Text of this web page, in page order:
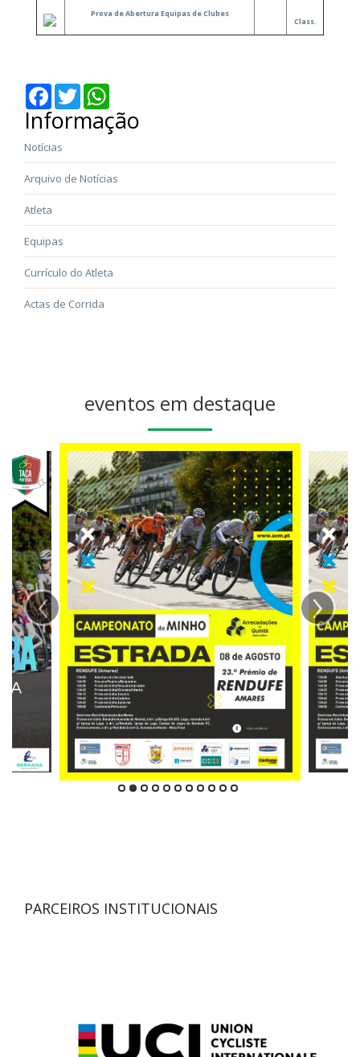
Prova de Abertura Equipas de Clubes
Class.
Facebook
Twitter
Informação
Notícias
Arquivo de Notícias
Atleta
Equipas
Currículo do Atleta
Actas de Corrida
eventos em destaque
‹ ›
PARCEIROS INSTITUCIONAIS